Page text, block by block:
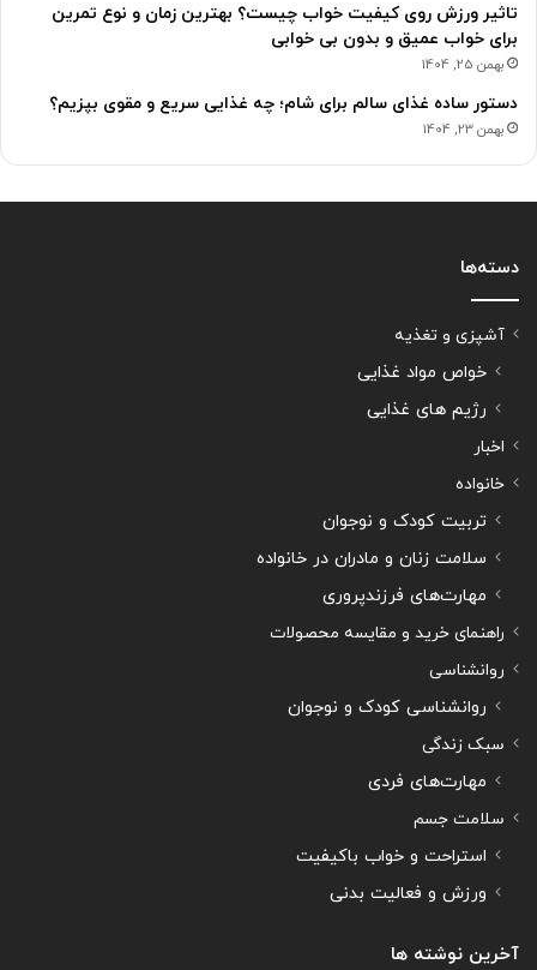
تاثیر ورزش روی کیفیت خواب چیست؟ بهترین زمان و نوع تمرین
برای خواب عمیق و بدون بی خوابی
بهمن 25, 1404
دستور ساده غذای سالم برای شام؛ چه غذایی سریع و مقوی بپزیم؟
بهمن 23, 1404
دسته‌ها
آشپزی و تغذیه
خواص مواد غذایی
رژیم های غذایی
اخبار
خانواده
تربیت کودک و نوجوان
سلامت زنان و مادران در خانواده
مهارت‌های فرزندپروری
راهنمای خرید و مقایسه محصولات
روانشناسی
روانشناسی کودک و نوجوان
سبک زندگی
مهارت‌های فردی
سلامت جسم
استراحت و خواب باکیفیت
ورزش و فعالیت بدنی
آخرین نوشته ها